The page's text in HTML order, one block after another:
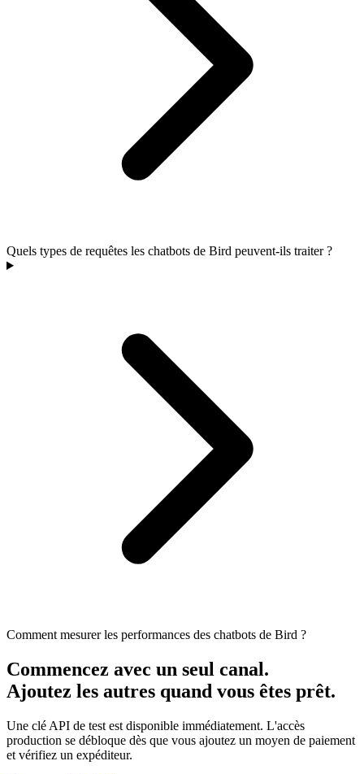
Quels types de requêtes les chatbots de Bird peuvent-ils traiter ?
Comment mesurer les performances des chatbots de Bird ?
Commencez avec un seul canal.
Ajoutez les autres quand vous êtes prêt.
Une clé API de test est disponible immédiatement. L'accès
production se débloque dès que vous ajoutez un moyen de paiement
et vérifiez un expéditeur.